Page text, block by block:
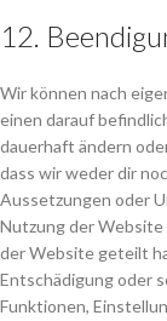
12.
Wir können nach
einen darauf
dauerhaft ändern
dass wir weder dir
Aussetzungen oder
Nutzung der Website
der Website geteilt
Entschädigung oder
Funktionen,